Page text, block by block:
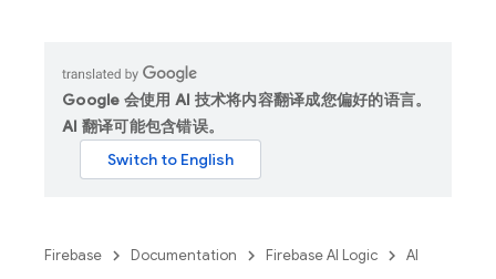
Google 会使用 AI 技术将内容翻译成您偏好的语言。
AI 翻译可能包含错误。
Firebase Documentation Firebase AI Logic AI